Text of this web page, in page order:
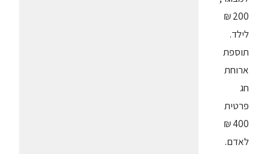
200 ₪
לילד.
תוספת
ארוחת
חג
פרטית
400 ₪
לאדם.